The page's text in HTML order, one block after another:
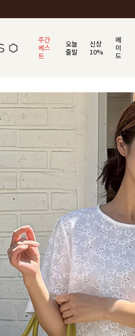
주간
베스
트
오늘
출발
신상
10%
메
이
드